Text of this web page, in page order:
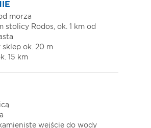
morza
stolicy Rodos, ok. 1 km od
sklep ok. 20 m
15 km
wejście do wody